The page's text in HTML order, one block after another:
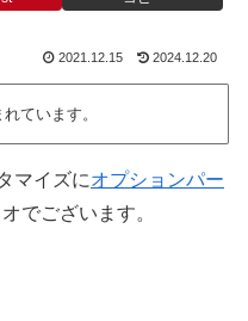
2021.12.15 2024.12.20
ています。
マイズにオプションパー
でございます。